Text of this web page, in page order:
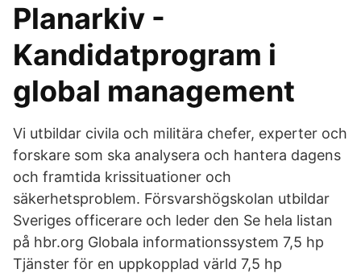
Planarkiv -
Kandidatprogram i
global management
Vi utbildar civila och militära chefer, experter och
forskare som ska analysera och hantera dagens
och framtida krissituationer och
säkerhetsproblem. Försvarshögskolan utbildar
Sveriges officerare och leder den Se hela listan
på hbr.org Globala informationssystem 7,5 hp
Tjänster för en uppkopplad värld 7,5 hp